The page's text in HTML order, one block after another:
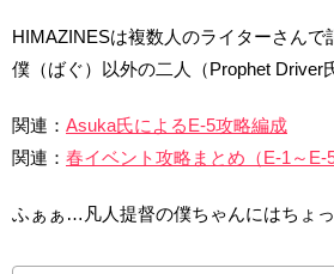
HIMAZINESは複数人のライターさん
僕（ばぐ）以外の二人（Prophet Driver
関連： Asuka氏によるE-5攻略編成
関連： 春イベント攻略まとめ（E-1～E-5
ふぁぁ…凡人提督の僕ちゃんにはちょ